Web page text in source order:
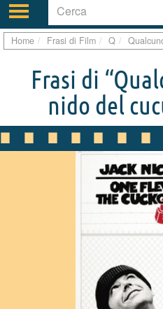
navigazione
Home Frasi di Film Q
Frasi di
nido del